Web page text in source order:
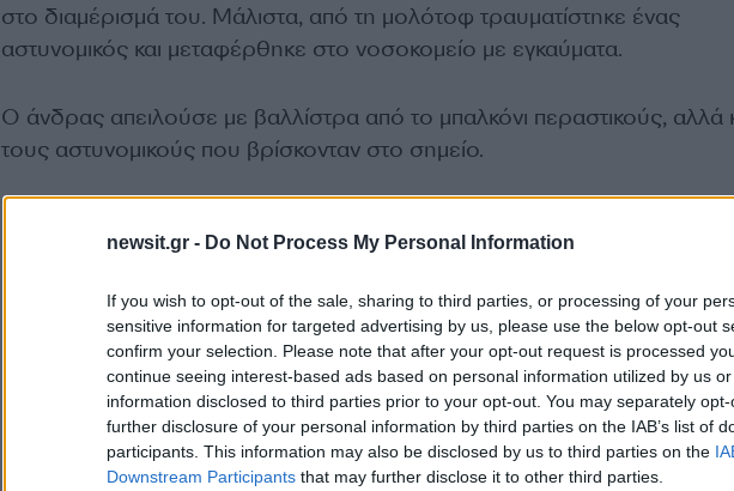
newsit.gr - Do Not Process My Personal Information
If you wish to opt-out of the sale, sharing to third parties, or processing of your
sensitive information for targeted advertising by us, please use the below opt-out
confirm your selection. Please note that after your opt-out request is processed
continue seeing interest-based ads based on personal information utilized by us
information disclosed to third parties prior to your opt-out. You may separately
further disclosure of your personal information by third parties on the IAB’s list of
participants. This information may also be disclosed by us to third parties on the
Downstream Participants that may further disclose it to other third parties.
στο διαμέρισμά του. Μάλιστα, από τη μολότοφ τραυματίστηκε ένας
αστυνομικός και μεταφέρθηκε στο νοσοκομείο με εγκαύματα.
Ο άνδρας απειλούσε με βαλλίστρα από το μπαλκόνι περαστικούς, αλλά
τους αστυνομικούς που βρίσκονταν στο σημείο.